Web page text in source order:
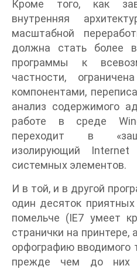
Кроме того, как
внутренняя
масштабной
должна стать более
программы к
частности,
компонентами,
анализ содержимого
работе в среде
переходит в
изолирующий
системных элементов.
И в той, и в другой
один десяток
помельче (IE7 умеет
странички на принтере,
орфографию вводимого
прежде чем до них